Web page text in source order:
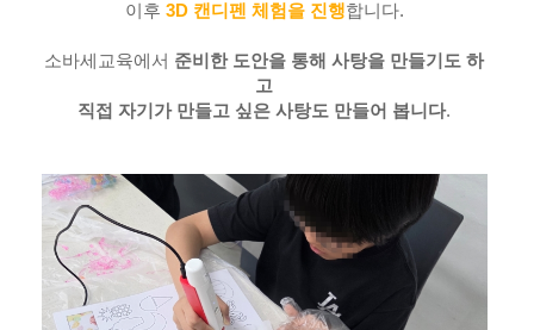
이후 3D 캔디펜 체험을 진행합니다.
소바세교육에서 준비한 도안을 통해 사탕을 만들기도 하
고
직접 자기가 만들고 싶은 사탕도 만들어 봅니다.